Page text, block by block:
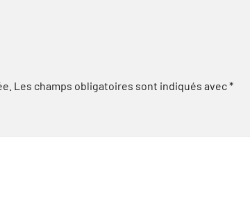
Les champs obligatoires sont indiqués avec*